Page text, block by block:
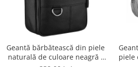
Geantă bărbătească din piele
naturală de culoare neagră -
piele